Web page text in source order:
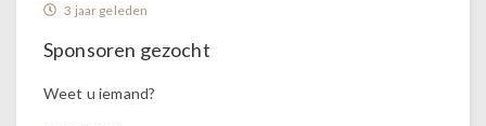
3 jaar geleden
Sponsoren gezocht
Weet u iemand?